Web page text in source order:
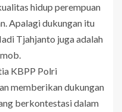
hidup perempuan
Apalagi dukungan itu
Tjahjanto juga adalah
KBPP Polri
memberikan dukungan
berkontestasi dalam